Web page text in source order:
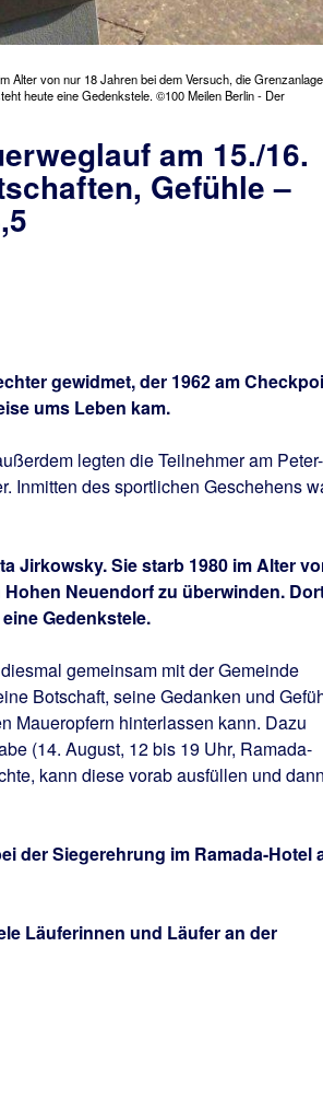
Alter von nur 18 Jahren bei dem Versuch, die
heute eine Gedenkstele. ©100 Meilen Berlin - Der
am 15./16.
Gefühle –
gewidmet, der 1962 am
ums Leben kam.
legten die Teilnehmer am Peter-
Inmitten des sportlichen Geschehens
Jirkowsky. Sie starb 1980 im Alter
Neuendorf zu überwinden.
Gedenkstele.
gemeinsam mit der Gemeinde
Botschaft, seine Gedanken und
Maueropfern hinterlassen kann. Dazu
(14. August, 12 bis 19 Uhr, Ramada-
kann diese vorab ausfüllen und
der Siegerehrung im Ramada-Hotel
Läuferinnen und Läufer an der